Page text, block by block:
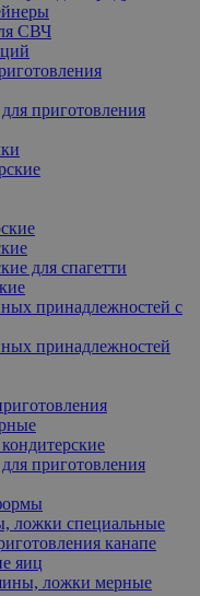
СВЧ
приготовления
для спагетти
принадлежностей с
принадлежностей
приготовления
ложки специальные
канапе
яиц
ложки мерные